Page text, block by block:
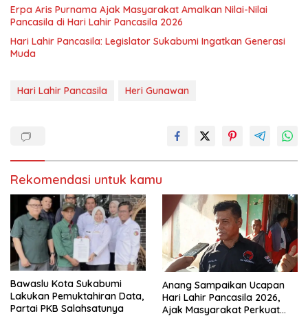
Erpa Aris Purnama Ajak Masyarakat Amalkan Nilai-Nilai
Pancasila di Hari Lahir Pancasila 2026
Hari Lahir Pancasila: Legislator Sukabumi Ingatkan Generasi
Muda
Hari Lahir Pancasila Heri Gunawan
Rekomendasi untuk kamu
Bawaslu Kota Sukabumi
Lakukan Pemuktahiran Data,
Partai PKB Salahsatunya
Anang Sampaikan Ucapan
Hari Lahir Pancasila 2026,
Ajak Masyarakat Perkuat